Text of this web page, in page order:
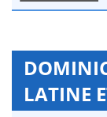
LATINE